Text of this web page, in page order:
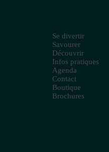
Se divertir
Savourer
Découvrir
Infos pratiques
Agenda
Contact
Boutique
Brochures